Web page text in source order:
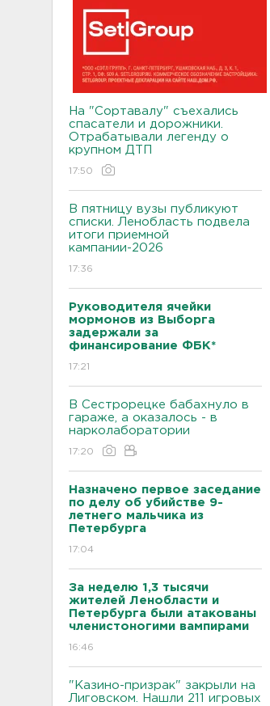
На "Сортавалу" съехались
спасатели и дорожники.
Отрабатывали легенду о
крупном ДТП
17:50
В пятницу вузы публикуют
списки. Ленобласть подвела
итоги приемной
кампании-2026
17:36
Руководителя ячейки
мормонов из Выборга
задержали за
финансирование ФБК*
17:21
В Сестрорецке бабахнуло в
гараже, а оказалось - в
нарколаборатории
17:20
Назначено первое заседание
по делу об убийстве 9-
летнего мальчика из
Петербурга
17:04
За неделю 1,3 тысячи
жителей Ленобласти и
Петербурга были атакованы
членистоногими вампирами
16:46
"Казино-призрак" закрыли на
Лиговском. Нашли 211 игровых